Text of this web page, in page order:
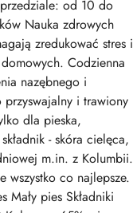
od 10 do
Nauka zdrowych
zredukować stres i
Codzienna
nazębnego i
i trawiony
dla pieska,
- skóra cielęca,
m.in. z Kolumbii.
wszystko co najlepsze.
pies Składniki